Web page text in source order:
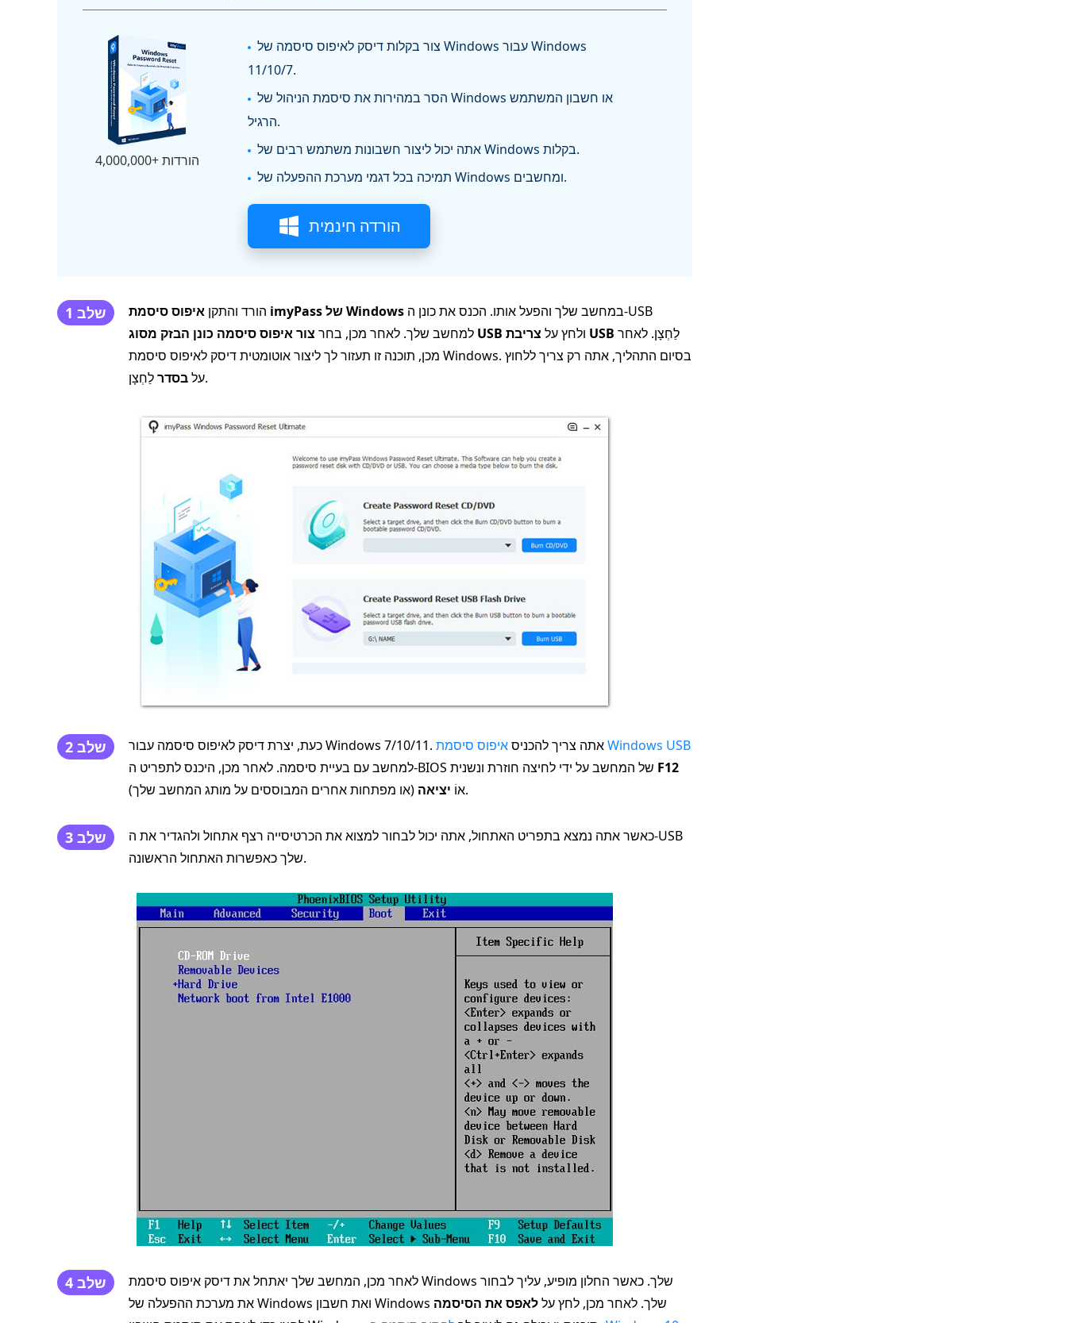
4,000,000+ הורדות
צור בקלות דיסק לאיפוס סיסמה של Windows עבור Windows
11/10/7.
הסר במהירות את סיסמת הניהול של Windows או חשבון המשתמש
הרגיל.
אתה יכול ליצור חשבונות משתמש רבים של Windows בקלות.
תמיכה בכל דגמי מערכת ההפעלה של Windows ומחשבים.
הורדה חינמית
שלב 1 הורד והתקן איפוס סיסמת imyPass של Windows
למחשב שלך. לאחר מכן, בחר צור איפוס סיסמה כונן הבזק מסוג USB ולחץ על צריבת USB
מכן, תוכנה זו תעזור לך ליצור אוטומטית דיסק לאיפוס סיסמת Windows. בסיום התהליך, אתה רק צריך ללחוץ
עלבסדר לַחְצָן.
שלב 2 כעת, יצרת דיסק לאיפוס סיסמה עבור Windows 7/10/11. אתה צריך להכניסאיפוס סיסמת Windows USB
F12
אוֹ יציאה (או מפתחות אחרים המבוססים על מותג המחשב שלך).
שלב 3
כאשר אתה נמצא בתפריט האתחול, אתה יכול לבחור למצוא את הכרטיסייה רצף אתחול ולהגדיר את ה-USB
שלך כאפשרות האתחול הראשונה.
שלב 4
לאחר מכן, המחשב שלך יאתחל את דיסק איפוס סיסמת Windows שלך. כאשר החלון מופיע, עליך לבחור
את מערכת ההפעלה של Windows ואת חשבון Windows שלך. לאחר מכן, לחץ עללאפס את הסיסמה